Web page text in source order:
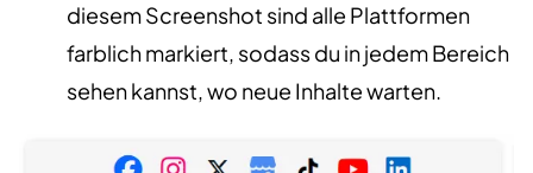
diesem Screenshot sind alle Plattformen
farblich markiert, sodass du in jedem Bereich
sehen kannst, wo neue Inhalte warten.